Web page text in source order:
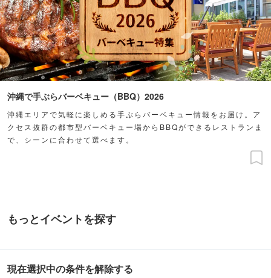
沖縄で手ぶらバーベキュー（BBQ）2026
沖縄エリアで気軽に楽しめる手ぶらバーベキュー情報をお届け。ア
クセス抜群の都市型バーベキュー場からBBQができるレストランま
で、シーンに合わせて選べます。
もっとイベントを探す
現在選択中の条件を解除する